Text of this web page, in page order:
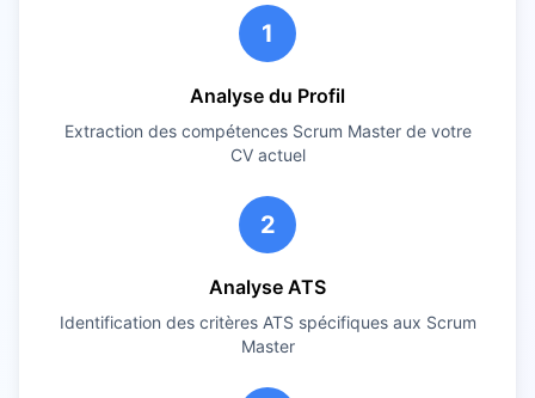
1
Analyse du Profil
Extraction des compétences Scrum Masterde votre
CV actuel
2
Analyse ATS
Identification des critères ATS spécifiques aux Scrum
Master